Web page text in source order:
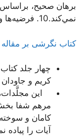
برهان صحيح،
نمي‌كند.10. فرضيه‌ها و تئوري‌ها تا برهاني نشوند ارزش معرفتي ندارند.
کتاب نگرشی بر
چهار جلد
كریم و
این
مرهم شفا بخش
كامان و
آیات را